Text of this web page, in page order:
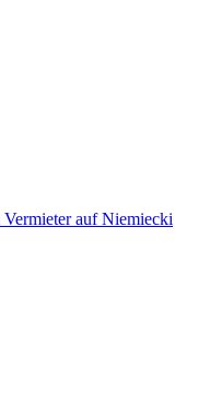
auf Niemiecki